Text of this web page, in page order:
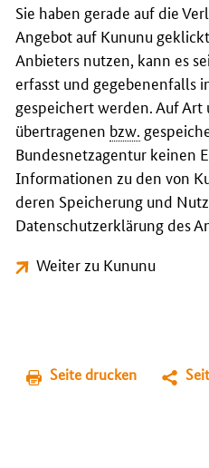
Sie haben gerade auf die
Angebot auf Kununu
Anbieters nutzen, kann es
erfasst und gegebenenfalls
gespeichert werden. Auf
übertragenen bzw.
Bundesnetzagentur keinen
Informationen zu den von
deren Speicherung und
Datenschutzerklärung des
Weiter zu Kununu
Seite drucken